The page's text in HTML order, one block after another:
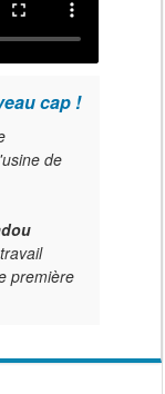
cap !
de
première